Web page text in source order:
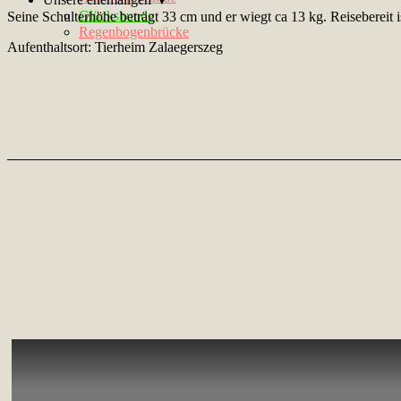
Glückshunde
Regenbogenbrücke
Seine Schulterhöhe beträgt 33 cm und er wiegt ca 13 kg.
Aufenthaltsort: Tierheim Zalaegerszeg